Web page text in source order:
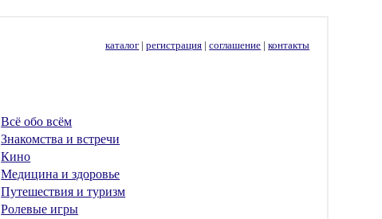
каталог |регистрация |соглашение |контакты
Всё обо всём
Знакомства и встречи
Кино
Медицина и здоровье
Путешествия и туризм
Ролевые игры